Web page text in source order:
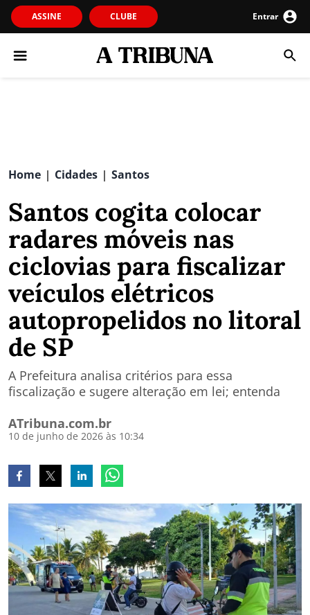
ASSINE CLUBE Entrar
Home | Cidades | Santos
Santos cogita colocar
radares móveis nas
ciclovias para fiscalizar
veículos elétricos
autopropelidos no litoral
de SP
A Prefeitura analisa critérios para essa
fiscalização e sugere alteração em lei; entenda
ATribuna.com.br
10 de junho de 2026 às 10:34